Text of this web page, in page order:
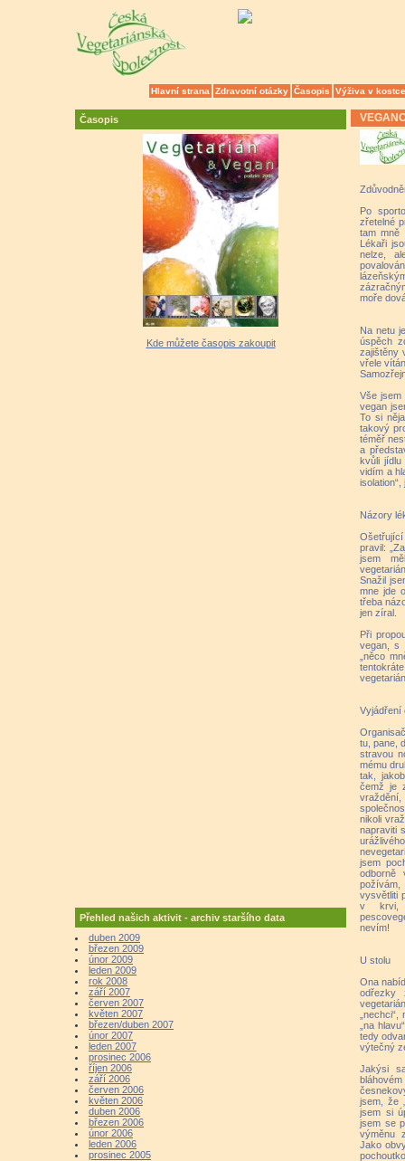
Hlavní strana Zdravotní otázky Časopis Výživa v kostce
Časopis
Kde můžete časopis zakoupit
Přehled našich aktivit - archiv staršího data
duben 2009
březen 2009
únor 2009
leden 2009
rok 2008
září 2007
červen 2007
květen 2007
březen/duben 2007
únor 2007
leden 2007
prosinec 2006
říjen 2006
září 2006
červen 2006
květen 2006
duben 2006
březen 2006
únor 2006
leden 2006
prosinec 2005
Po
zřetelné
tam mně
Lékaři
nelze,
moře
Na netu
úspěch
zajištěny
vřele
Vše jsem
vegan
To si
takový
téměř
a
kvůli
vidím a
Názory
pravil:
jsem
Snažil
mne jde
třeba
jen zíral.
Při
vegan, s
„něco
Vyjádření
tu, pane,
stravou
mému
tak,
čemž je
nikoli
napraviti
jsem
odborně
vysvětliti
v krvi,
nevím!
U stolu
Ona
odřezky
„na
tedy
výtečný
Jakýsi
jsem, že
jsem si
jsem se
výměnu
Jako